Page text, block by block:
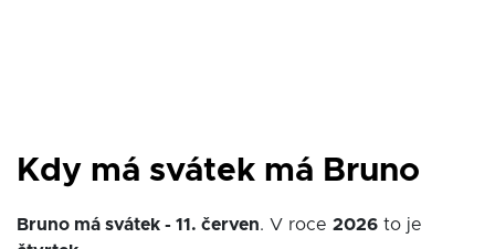
Kdy má svátek má Bruno
Bruno má svátek - 11. červen. V roce 2026 to je